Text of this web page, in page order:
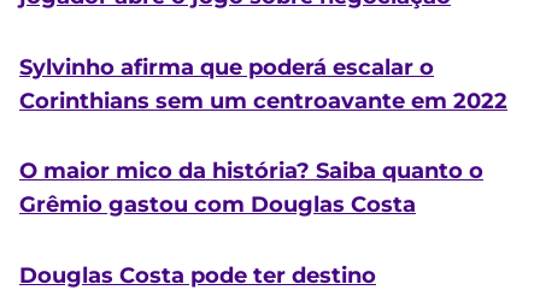
Sylvinho afirma que poderá escalar o
Corinthians sem um centroavante em 2022
O maior mico da história? Saiba quanto o
Grêmio gastou com Douglas Costa
Douglas Costa pode ter destino